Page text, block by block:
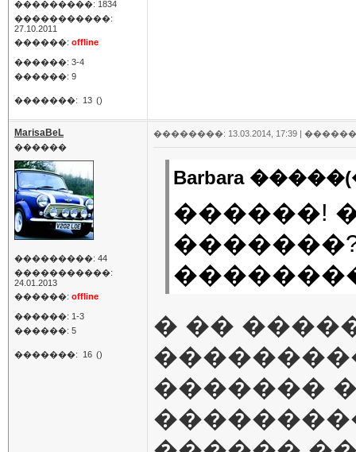
���������: 1834
�����������:
27.10.2011
������: offline
������: 3-4
������: 9
�������: 13 ()
MarisaBeL
������
���������: 44
�����������:
24.01.2013
������: offline
������: 1-3
������: 5
�������: 16 ()
��������: 13.03.2014, 17:39 |
Barbara
������!
� ��
�������